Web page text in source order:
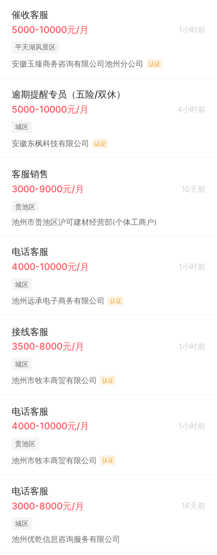
催收客服
5000-10000元/月
1小时前
平天湖风景区
安徽玉臻商务咨询有限公司池州分公司 认证
逾期提醒专员（五险/双休）
5000-10000元/月
4小时前
城区
安徽东枫科技有限公司 认证
客服销售
3000-9000元/月
10天前
贵池区
池州市贵池区沪可建材经营部(个体工商户)
电话客服
4000-10000元/月
1小时前
城区
池州远承电子商务有限公司 认证
接线客服
3500-8000元/月
1小时前
城区
池州市牧丰商贸有限公司 认证
电话客服
4000-10000元/月
1小时前
贵池区
池州市牧丰商贸有限公司 认证
电话客服
3000-8000元/月
16天前
城区
池州优乾信息咨询服务有限公司